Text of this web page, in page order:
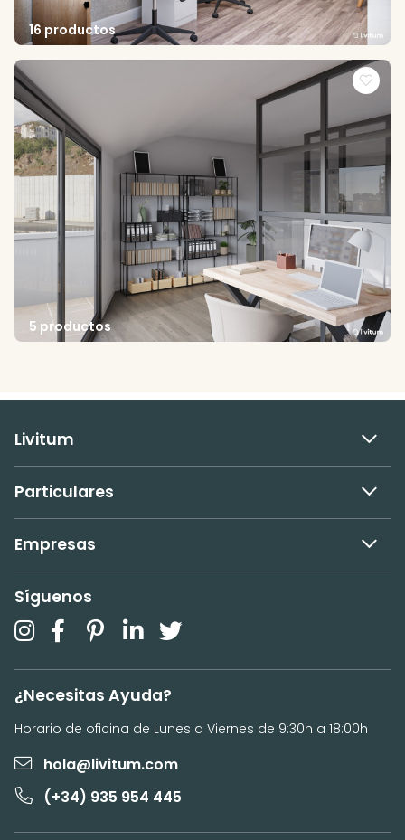
16 productos
5 productos
Livitum
Particulares
Empresas
Síguenos
¿Necesitas Ayuda?
Horario de oficina de Lunes a Viernes de 9:30h a 18:00h
hola@livitum.com
(+34) 935 954 445